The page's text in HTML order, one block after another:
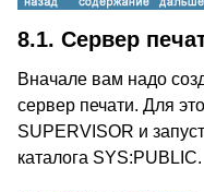
8.1. Сервер
Вначале вам надо
сервер печати. Для
SUPERVISOR и
каталога SYS:PUBLIC.